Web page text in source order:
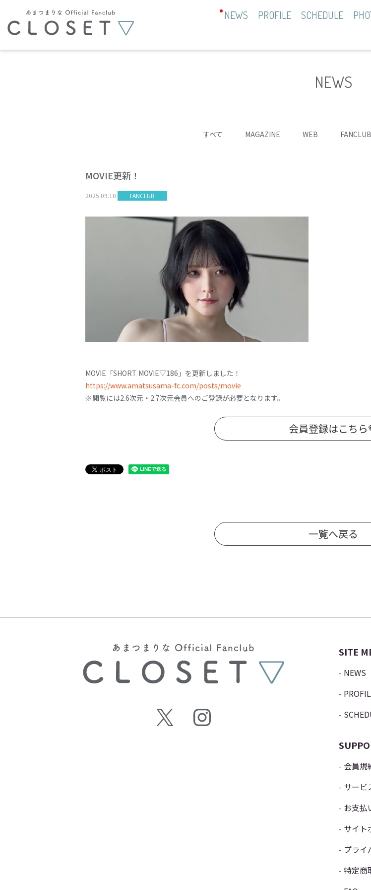
NEWS PROFILE SCHEDULE
NEWS
すべて MAGAZINE WEB FANCLUB
MOVIE更新！
2025.09.10 FANCLUB
MOVIE「SHORT MOVIE▽186」を更新しました！
https://www.amatsusama-fc.com/posts/movie
※閲覧には2.6次元・2.7次元会員へのご登録が必要となります。
会員登録はこちら
一覧へ戻る
SITE
NEWS
会員規
サービ
お支払
サイト
プライ
特定商